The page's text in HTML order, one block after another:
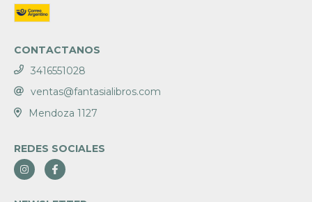
CONTACTANOS
3416551028
ventas@fantasialibros.com
Mendoza 1127
REDES SOCIALES